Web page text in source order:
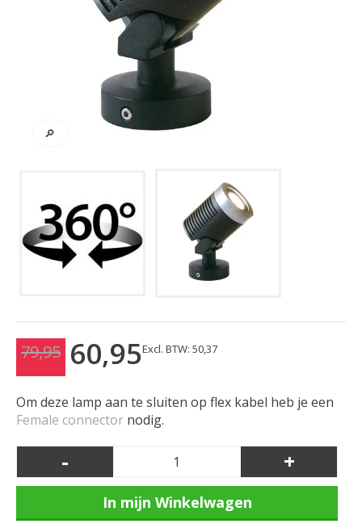
🔎
79,95 60,95Excl. BTW: 50,37
Om deze lamp aan te sluiten op flex kabel heb je een
Female connector nodig.
- +
In mijn Winkelwagen